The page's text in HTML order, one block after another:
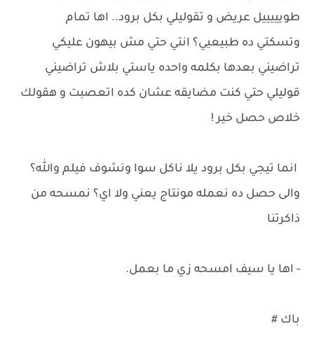
طويييييل عريض و تقوليلي بكل برود.. اها تمام
وتسكتي ده طبيعيي؟ انتي حتي مش بيهون عليكي
تراضيني بعدها بكلمه واحده ياستي بلاش تراضيني
قوليلي حتي كنت مضايقه عشان كده اتعصبت و هقولك
خلاص حصل خير !
انما تيجي بكل برود يلا ناكل سوا ونشوف فيلم والله؟
والى حصل ده نعمله مونتاج يعني ولا اي؟ نمسحه من
ذاكرتنا
- اها يا سيف امسحه زي ما بعمل.
باك #